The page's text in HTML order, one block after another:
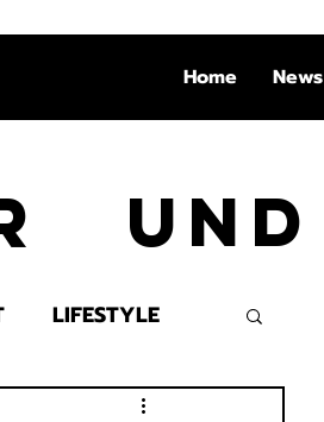
Home News
und
LIFESTYLE